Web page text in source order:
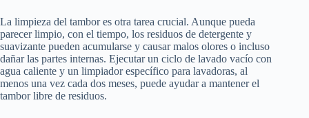
La limpieza del tambor es otra tarea crucial. Aunque pueda
parecer limpio, con el tiempo, los residuos de detergente y
suavizante pueden acumularse y causar malos olores o incluso
dañar las partes internas. Ejecutar un ciclo de lavado vacío con
agua caliente y un limpiador específico para lavadoras, al
menos una vez cada dos meses, puede ayudar a mantener el
tambor libre de residuos.